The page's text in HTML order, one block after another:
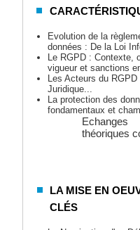
Evolution de la
données : De la Loi
Le RGPD : Contexte,
vigueur et sanctions
Les Acteurs du
Juridique...
La protection des
fondamentaux et
théoriques
LA MISE EN
CLÉS